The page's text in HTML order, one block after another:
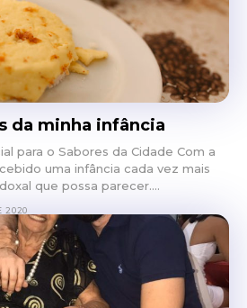
da minha infância
o Sabores da Cidade Com a
uma infância cada vez mais
que possa parecer....
2020